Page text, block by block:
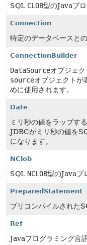
SQL CLOB型のJavaプ
Connection
特定のデータベースと
ConnectionBuilder
DataSourceオブジェク
sourceオブジェクトが
めに使用されます。
Date
ミリ秒の値をラップす
JDBCがミリ秒の値を
になります。
NClob
SQL NCLOB型のJavaプ
PreparedStatement
プリコンパイルされた
Ref
Javaプログラミング言